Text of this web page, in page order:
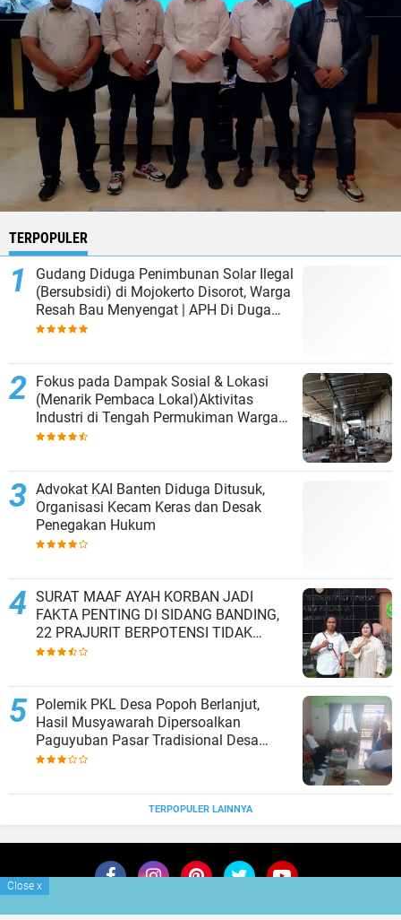
TERPOPULER
‎Gudang Diduga Penimbunan Solar Ilegal
(Bersubsidi) di Mojokerto Disorot, Warga
Resah Bau Menyengat | APH Di Duga
Tutup Mata.
Fokus pada Dampak Sosial & Lokasi
(Menarik Pembaca Lokal)Aktivitas
Industri di Tengah Permukiman Warga
Tarik-Balongbendo Sorot Mata, Diduga
Untuk Turun
Advokat KAI Banten Diduga Ditusuk,
Organisasi Kecam Keras dan Desak
Penegakan Hukum
SURAT MAAF AYAH KORBAN JADI
FAKTA PENTING DI SIDANG BANDING,
22 PRAJURIT BERPOTENSI TIDAK
DIPECAT
Polemik PKL Desa Popoh Berlanjut,
Hasil Musyawarah Dipersoalkan
Paguyuban Pasar Tradisional Desa
Popoh
TERPOPULER LAINNYA
Close x